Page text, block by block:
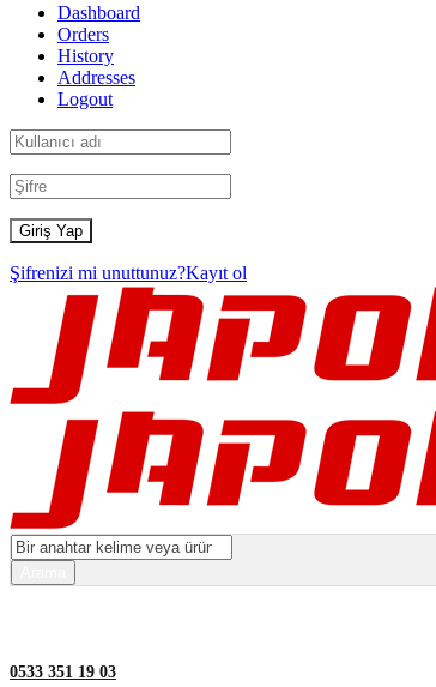
Dashboard
Orders
History
Addresses
Logout
Şifrenizi mi unuttunuz?Kayıt ol
0533 351 19 03